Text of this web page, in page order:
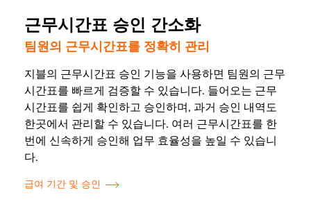
근무시간표 승인 간소화
팀원의 근무시간표를 정확히 관리
지블의 근무시간표 승인 기능을 사용하면 팀원의 근무
시간표를 빠르게 검증할 수 있습니다. 들어오는 근무
시간표를 쉽게 확인하고 승인하며, 과거 승인 내역도
한곳에서 관리할 수 있습니다. 여러 근무시간표를 한
번에 신속하게 승인해 업무 효율성을 높일 수 있습니
다.
급여 기간 및 승인